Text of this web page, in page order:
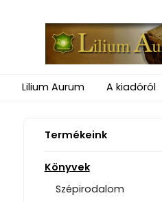
Lilium Aurum A kiadóról
Termékeink
Könyvek
Szépirodalom